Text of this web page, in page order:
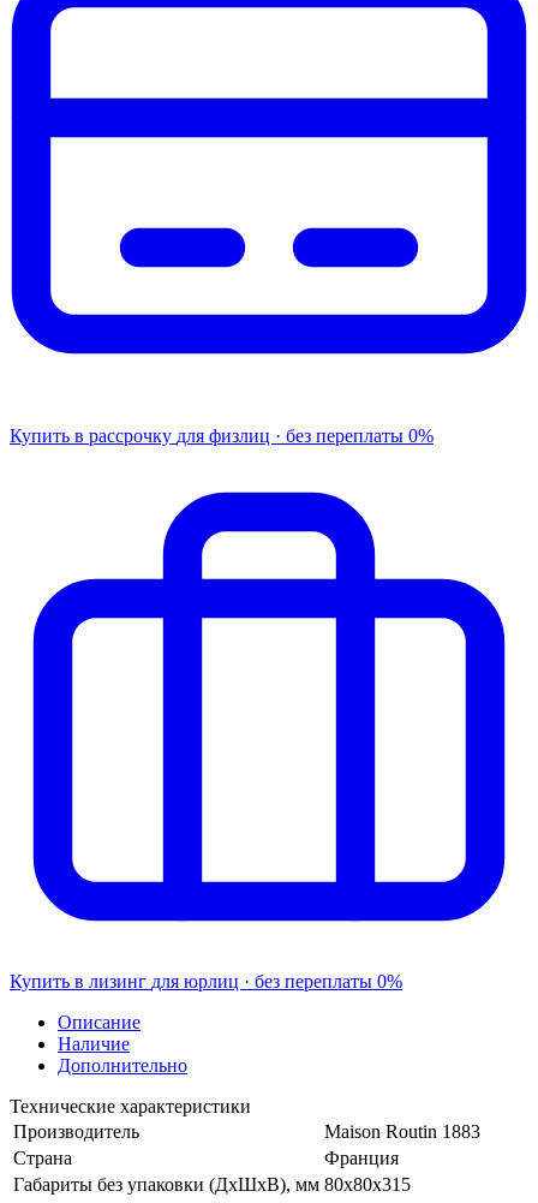
Купить в рассрочку для физлиц · без переплаты 0%
Купить в лизинг для юрлиц · без переплаты 0%
Описание
Наличие
Дополнительно
Технические характеристики
Производитель
Maison Routin 1883
Страна
Франция
Габариты без упаковки (ДхШхВ), мм 80х80х315